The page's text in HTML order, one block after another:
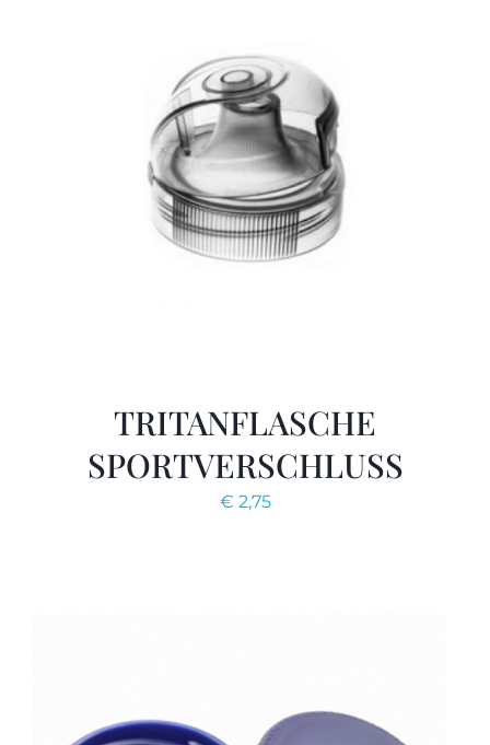
TRITANFLASCHE
SPORTVERSCHLUSS
€ 2,75